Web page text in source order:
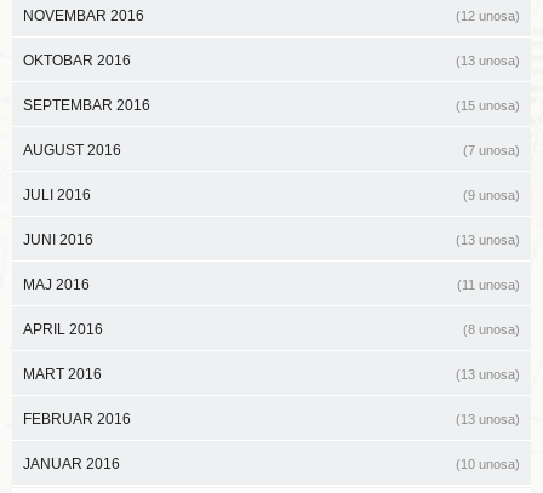
NOVEMBAR 2016 (12 unosa)
OKTOBAR 2016 (13 unosa)
SEPTEMBAR 2016 (15 unosa)
AUGUST 2016 (7 unosa)
JULI 2016 (9 unosa)
JUNI 2016 (13 unosa)
MAJ 2016 (11 unosa)
APRIL 2016 (8 unosa)
MART 2016 (13 unosa)
FEBRUAR 2016 (13 unosa)
JANUAR 2016 (10 unosa)